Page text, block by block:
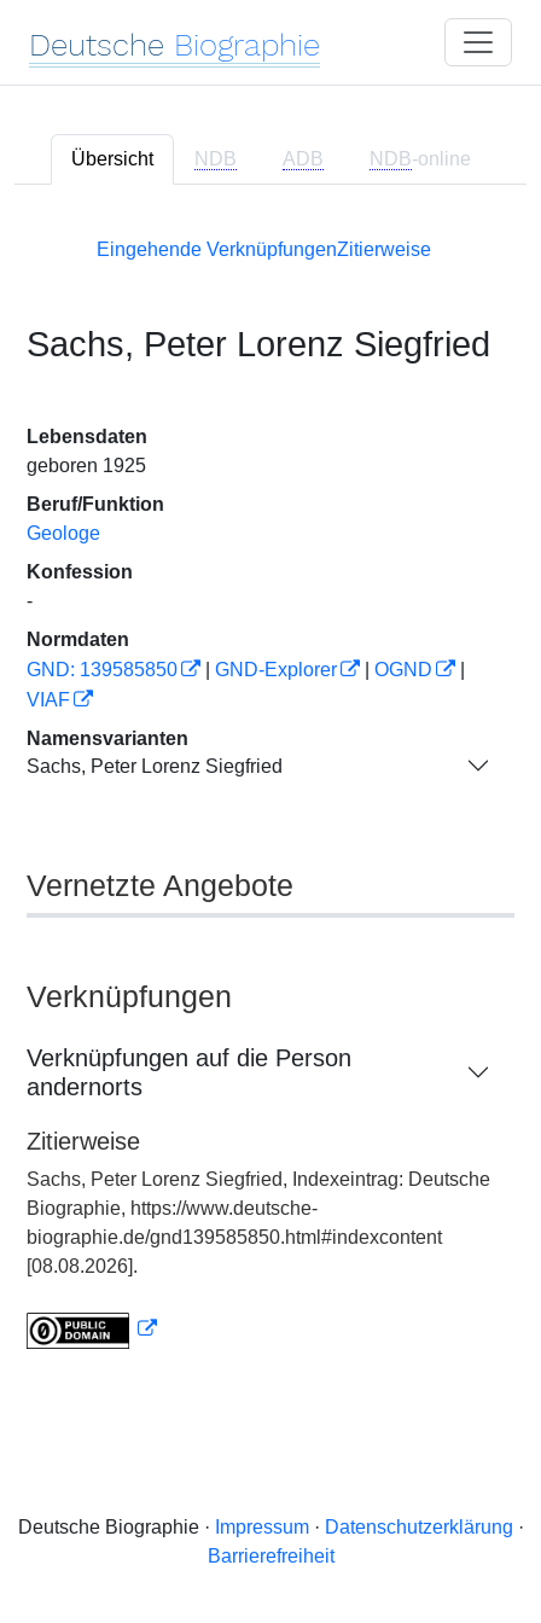
Deutsche Biographie
Übersicht NDB ADB NDB-online
Eingehende VerknüpfungenZitierweise
Sachs, Peter Lorenz Siegfried
Lebensdaten
geboren 1925
Beruf/Funktion
Geologe
Konfession
-
Normdaten
GND: 139585850
GND-Explorer OGND
VIAF
Namensvarianten
Sachs, Peter Lorenz Siegfried
Vernetzte Angebote
Verknüpfungen
Verknüpfungen auf die Person
andernorts
Zitierweise
Sachs, Peter Lorenz Siegfried, Indexeintrag: Deutsche
Biographie, https://www.deutsche-
biographie.de/gnd139585850.html#indexcontent
[08.08.2026].
Deutsche Biographie · Impressum· Datenschutzerklärung ·
Barrierefreiheit